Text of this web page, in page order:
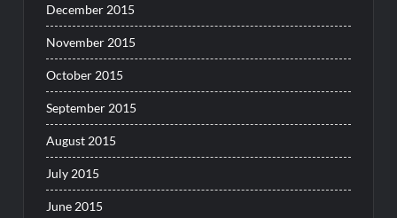
December 2015
November 2015
October 2015
September 2015
August 2015
July 2015
June 2015